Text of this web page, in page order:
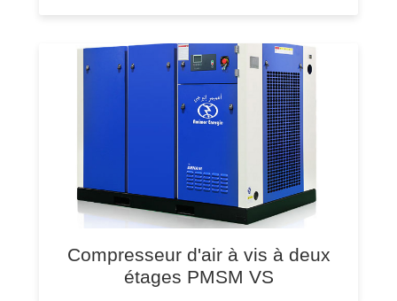
Compresseur d'air à vis à deux
étages PMSM VS